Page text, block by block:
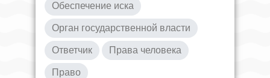
Обеспечение иска
Орган государственной власти
Ответчик Права человека
Право